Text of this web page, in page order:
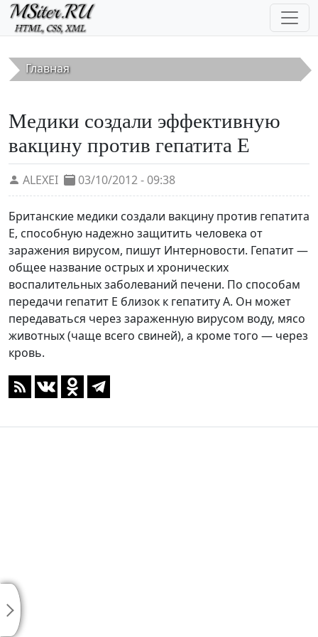
Перейти к основному содержанию
Главная
Медики создали эффективную
вакцину против гепатита Е
ALEXEI 03/10/2012 - 09:38
Британские медики создали вакцину против гепатита
Е, способную надежно защитить человека от
заражения вирусом, пишут Интерновости. Гепатит —
общее название острых и хронических
воспалительных заболеваний печени. По способам
передачи гепатит Е близок к гепатиту А. Он может
передаваться через зараженную вирусом воду, мясо
животных (чаще всего свиней), а кроме того — через
кровь.